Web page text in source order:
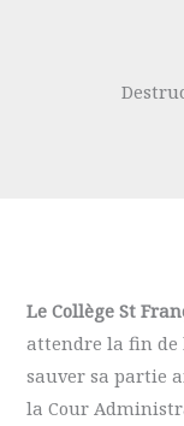
Le Collège St
attendre la fin de
sauver sa partie
la Cour